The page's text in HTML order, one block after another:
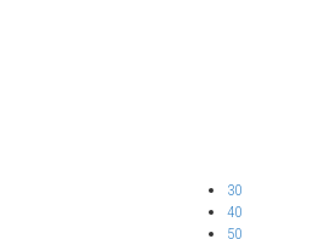
30
40
50